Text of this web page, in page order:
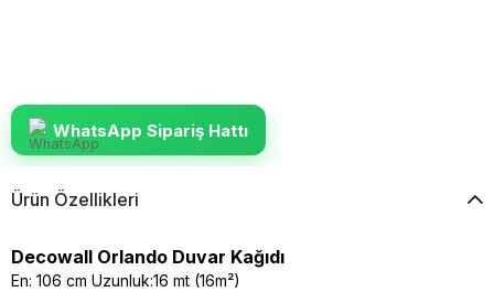
WhatsApp Sipariş Hattı
Ürün Özellikleri
Decowall Orlando Duvar Kağıdı
En: 106 cm Uzunluk:16 mt (16m²)